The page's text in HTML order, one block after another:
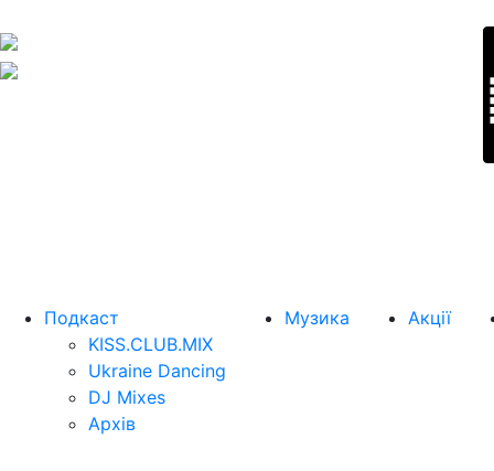
Подкаст
KISS.CLUB.MIX
Ukraine Dancing
DJ Mixes
Архів
Музика Акції